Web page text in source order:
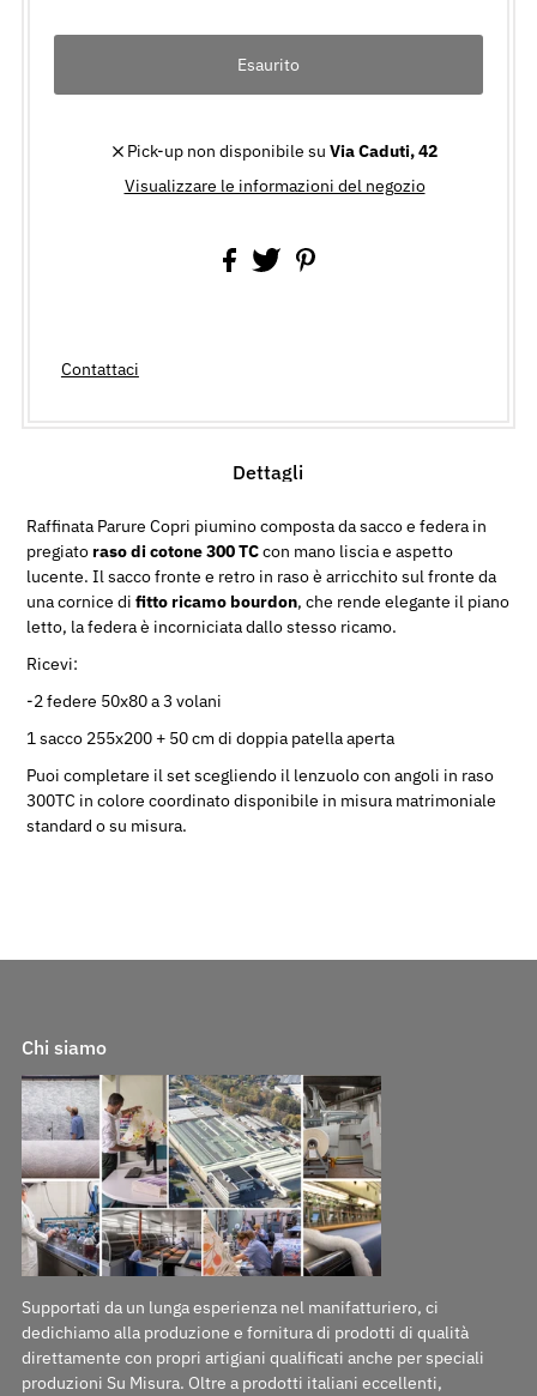
Pick-up non disponibile su Via Caduti, 42
Visualizzare le informazioni del negozio
Contattaci
Dettagli
Raffinata Parure Copri piumino composta da sacco e federa in
pregiato raso di cotone 300 TCcon mano liscia e aspetto
lucente. Il sacco fronte e retro in raso è arricchito sul fronte da
una cornice difitto ricamo bourdon, che rende elegante il piano
letto, la federa è incorniciata dallo stesso ricamo.
Ricevi:
-2 federe 50x80 a 3 volani
1 sacco 255x200 + 50 cm di doppia patella aperta
Puoi completare il set scegliendo il lenzuolo con angoli in raso
300TC in colore coordinato disponibile in misura matrimoniale
standard o su misura.
Chi siamo
Supportati da un lunga esperienza nel manifatturiero, ci
dedichiamo alla produzione e fornitura di prodotti di qualità
direttamente con propri artigiani qualificati anche per speciali
produzioni Su Misura. Oltre a prodotti italiani eccellenti,